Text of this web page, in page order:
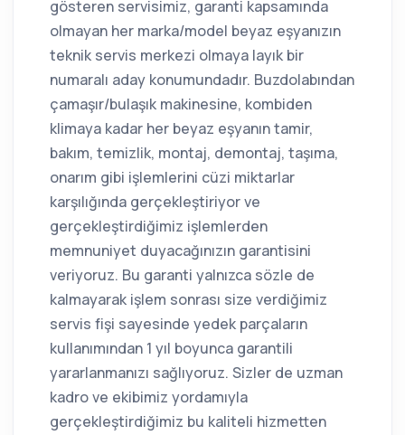
gösteren servisimiz, garanti kapsamında
olmayan her marka/model beyaz eşyanızın
teknik servis merkezi olmaya layık bir
numaralı aday konumundadır. Buzdolabından
çamaşır/bulaşık makinesine, kombiden
klimaya kadar her beyaz eşyanın tamir,
bakım, temizlik, montaj, demontaj, taşıma,
onarım gibi işlemlerini cüzi miktarlar
karşılığında gerçekleştiriyor ve
gerçekleştirdiğimiz işlemlerden
memnuniyet duyacağınızın garantisini
veriyoruz. Bu garanti yalnızca sözle de
kalmayarak işlem sonrası size verdiğimiz
servis fişi sayesinde yedek parçaların
kullanımından 1 yıl boyunca garantili
yararlanmanızı sağlıyoruz. Sizler de uzman
kadro ve ekibimiz yordamıyla
gerçekleştirdiğimiz bu kaliteli hizmetten